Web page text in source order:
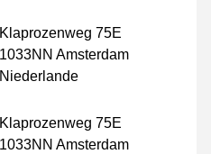
Klaprozenweg 75E
1033NN Amsterdam
Niederlande
Klaprozenweg 75E
1033NN Amsterdam